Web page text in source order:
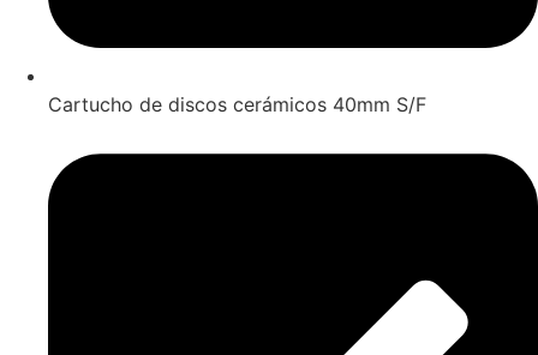
Cartucho de discos cerámicos 40mm S/F